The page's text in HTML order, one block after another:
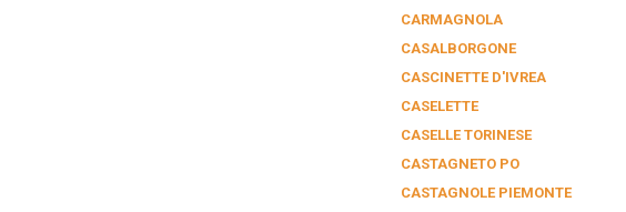
CARMAGNOLA
CASALBORGONE
CASCINETTE D'IVREA
CASELETTE
CASELLE TORINESE
CASTAGNETO PO
CASTAGNOLE PIEMONTE